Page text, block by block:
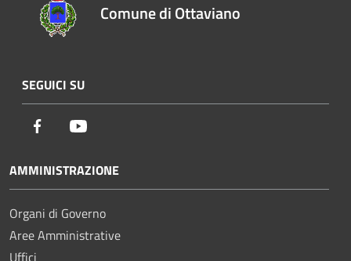
Comune di Ottaviano
SEGUICI SU
Facebook
AMMINISTRAZIONE
Organi di Governo
Aree Amministrative
Uffici